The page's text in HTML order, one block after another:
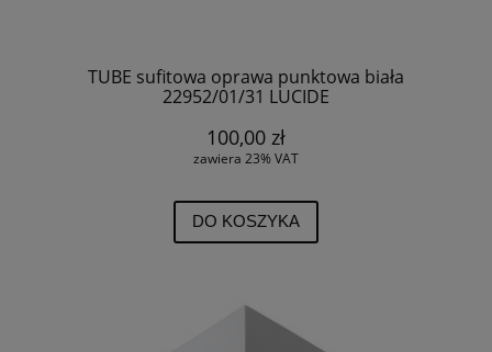
TUBE sufitowa oprawa punktowa biała
22952/01/31 LUCIDE
100,00 zł
zawiera 23% VAT
DO KOSZYKA